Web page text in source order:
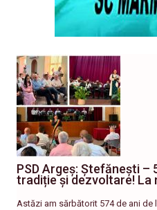
PSD Argeș: Ștefănești –
tradiție și dezvoltare! La
Astăzi am sărbătorit 574 de ani de